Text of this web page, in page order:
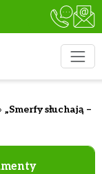
„Smerfy słuchają –